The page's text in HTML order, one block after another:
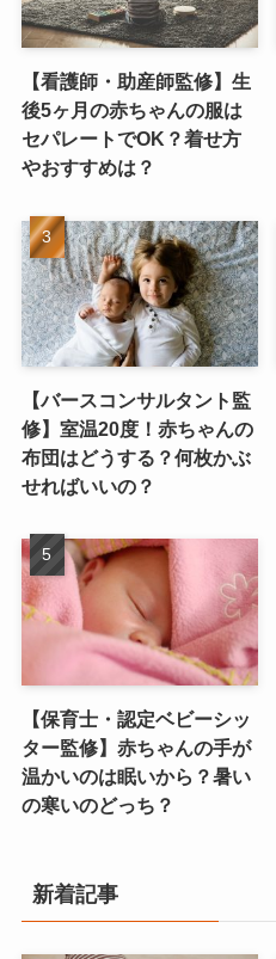
【看護師・助産師監修】生
後5ヶ月の赤ちゃんの服は
セパレートでOK？着せ方
やおすすめは？
【バースコンサルタント監
修】室温20度！赤ちゃんの
布団はどうする？何枚かぶ
せればいいの？
【保育士・認定ベビーシッ
ター監修】赤ちゃんの手が
温かいのは眠いから？暑い
の寒いのどっち？
新着記事